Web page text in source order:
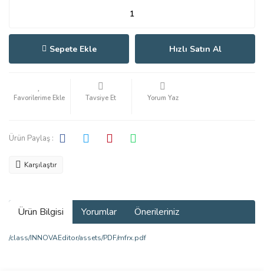
Sepete Ekle Hızlı Satın Al
Tavsiye Et Yorum Yaz
Ürün Paylaş :
Karşılaştır
Ürün Bilgisi Yorumlar Önerileriniz
/class/INNOVAEditor/assets/PDF/mfrx.pdf